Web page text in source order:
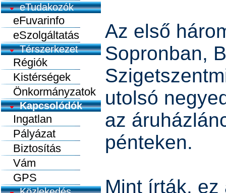
eTudakozók
eFuvarinfo
eSzolgáltatás
Térszerkezet
Régiók
Kistérségek
Önkormányzatok
Kapcsolódók
Ingatlan
Pályázat
Biztosítás
Vám
GPS
Az első
Sopronban,
utolsó
az
pénteken.
Mint írták, ez